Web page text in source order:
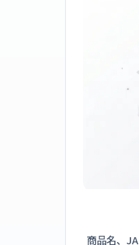
商品名、